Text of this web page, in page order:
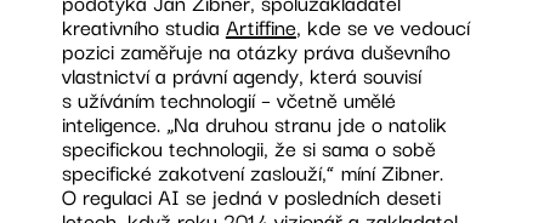
kreativního studia Artiffine, kde se ve vedoucí
pozici zaměřuje na otázky práva duševního
vlastnictví a právní agendy, která souvisí
s užíváním technologií – včetně umělé
inteligence. „Na druhou stranu jde o natolik
specifickou technologii, že si sama o sobě
specifické zakotvení zaslouží,“ míní Zibner.
O regulaci AI se jedná v posledních deseti